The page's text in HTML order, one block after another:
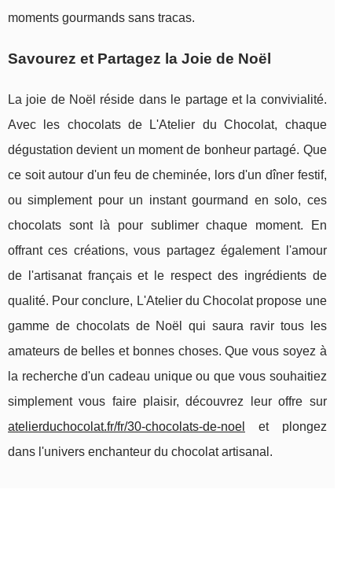
moments gourmands sans tracas.
Savourez et Partagez la Joie de Noël
La joie de Noël réside dans le partage et la convivialité.
Avec les chocolats de L'Atelier du Chocolat, chaque
dégustation devient un moment de bonheur partagé. Que
ce soit autour d'un feu de cheminée, lors d'un dîner festif,
ou simplement pour un instant gourmand en solo, ces
chocolats sont là pour sublimer chaque moment. En
offrant ces créations, vous partagez également l'amour
de l'artisanat français et le respect des ingrédients de
qualité. Pour conclure, L'Atelier du Chocolat propose une
gamme de chocolats de Noël qui saura ravir tous les
amateurs de belles et bonnes choses. Que vous soyez à
la recherche d'un cadeau unique ou que vous souhaitiez
simplement vous faire plaisir, découvrez leur offre sur
atelierduchocolat.fr/fr/30-chocolats-de-noel
et plongez
dans l'univers enchanteur du chocolat artisanal.